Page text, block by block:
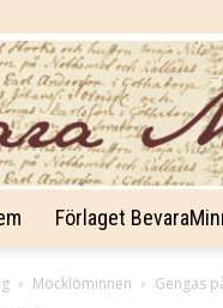
Förlaget
Möcklöminnen Gengas